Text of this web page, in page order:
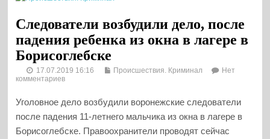
Следователи возбудили дело, после
падения ребенка из окна в лагере в
Борисоглебске
17.07.2019 16:16 Происшествия. Криминал
Нет
комментариев
Уголовное дело возбудили воронежские следователи
после падения 11-летнего мальчика из окна в лагере в
Борисоглебске. Правоохранители проводят сейчас